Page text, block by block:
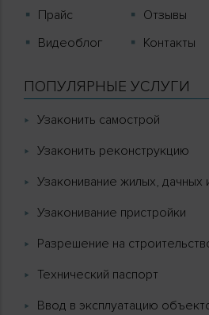
Прайс
Видеоблог
Отзывы
Контакты
ПОПУЛЯРНЫЕ УСЛУГИ
Узаконить самострой
Узаконить реконструкцию
Узаконивание жилых, дачных
Узаконивание пристройки
Разрешение на
Технический паспорт
Ввод в эксплуатацию